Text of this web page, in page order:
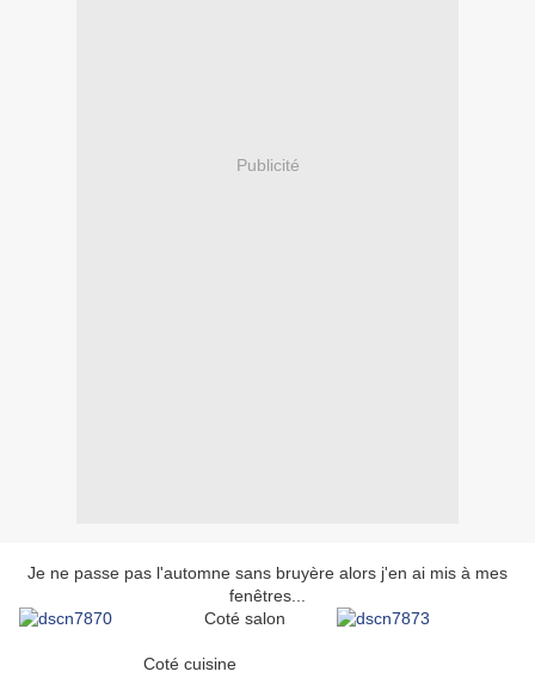
Publicité
Je ne passe pas l'automne sans bruyère alors j'en ai mis à mes
fenêtres...
Coté salon
Coté cuisine